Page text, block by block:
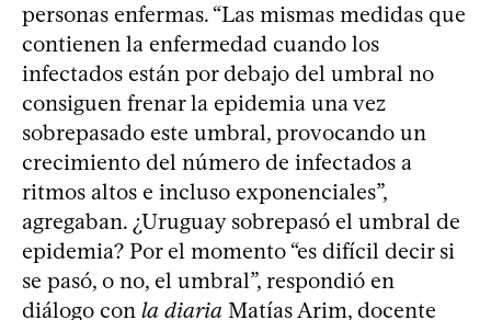
personas enfermas. “Las mismas medidas que
contienen la enfermedad cuando los
infectados están por debajo del umbral no
consiguen frenar la epidemia una vez
sobrepasado este umbral, provocando un
crecimiento del número de infectados a
ritmos altos e incluso exponenciales”,
agregaban. ¿Uruguay sobrepasó el umbral de
epidemia? Por el momento “es difícil decir si
se pasó, o no, el umbral”, respondió en
diálogo con la diaria Matías Arim, docente